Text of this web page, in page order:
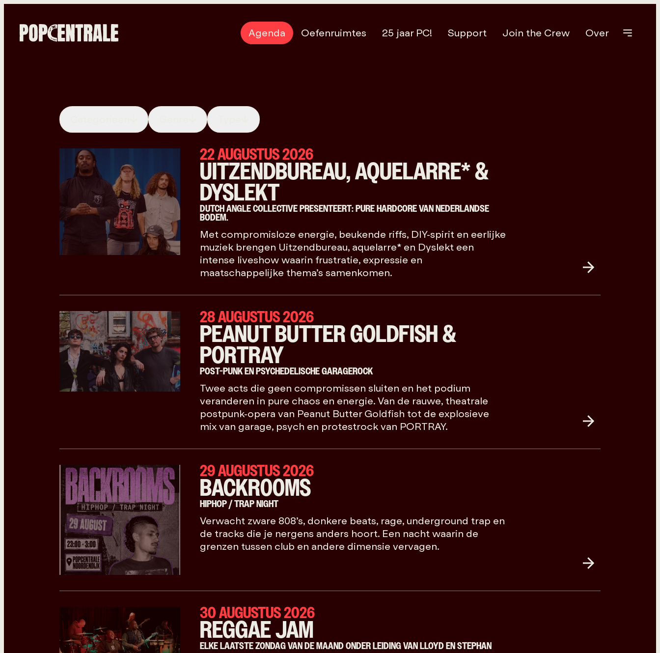
Agenda Oefenruimtes 25 jaar PC! Support Join the Crew Over
22 AUGUSTUS 2026
UITZENDBUREAU, AQUELARRE* &
DYSLEKT
DUTCH ANGLE COLLECTIVE PRESENTEERT: PURE HARDCORE VAN NEDERLANDSE
BODEM.
Met compromisloze energie, beukende riffs, DIY-spirit en eerlijke
muziek brengen Uitzendbureau, aquelarre* en Dyslekt een
intense liveshow waarin frustratie, expressie en
maatschappelijke thema’s samenkomen.
28 AUGUSTUS 2026
PEANUT BUTTER GOLDFISH &
PORTRAY
POST-PUNK EN PSYCHEDELISCHE GARAGEROCK
Twee acts die geen compromissen sluiten en het podium
veranderen in pure chaos en energie. Van de rauwe, theatrale
postpunk-opera van Peanut Butter Goldfish tot de explosieve
mix van garage, psych en protestrock van PORTRAY.
29 AUGUSTUS 2026
BACKR00MS
HIPHOP / TRAP NIGHT
Verwacht zware 808’s, donkere beats, rage, underground trap en
de tracks die je nergens anders hoort. Een nacht waarin de
grenzen tussen club en andere dimensie vervagen.
30 AUGUSTUS 2026
REGGAE JAM
ELKE LAATSTE ZONDAG VAN DE MAAND ONDER LEIDING VAN LLOYD EN STEPHAN